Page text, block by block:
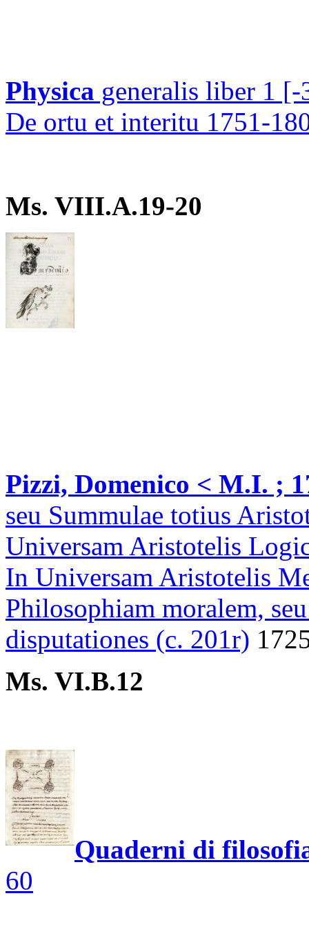
Physica generalis liber 1
De ortu et interitu 1751-
Ms. VIII.A.19-20
Pizzi, Domenico < M.I. ;
seu Summulae totius
Universam Aristotelis
In Universam Aristotelis
Philosophiam moralem,
disputationes (c. 201r)
Ms. VI.B.12
Quaderni di
60